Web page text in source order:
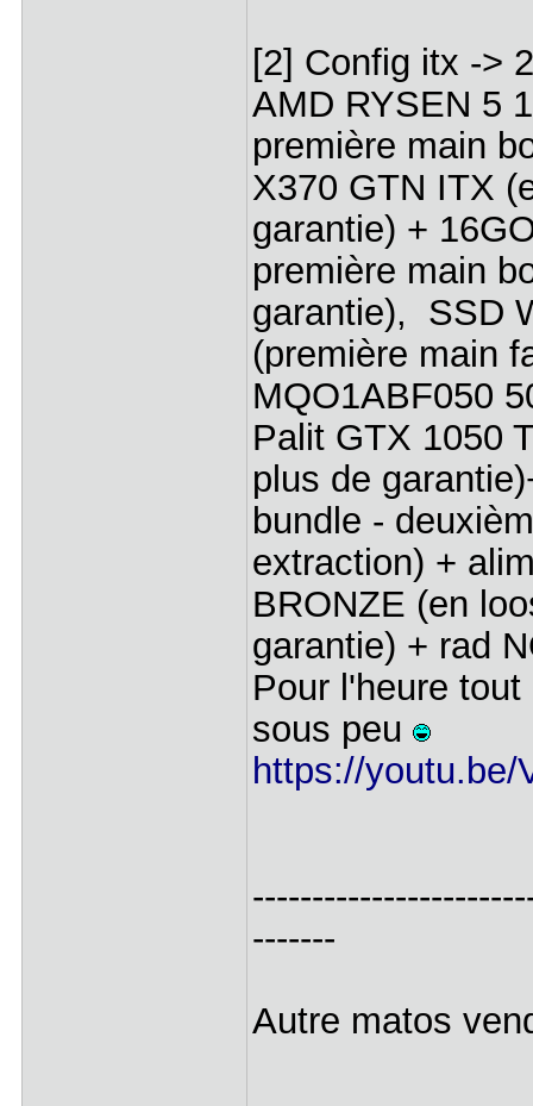
[2] Config itx ->
AMD RYSEN 5
première main
X370 GTN ITX
garantie) +
première main
garantie), SSD
(première main
MQO1ABF050
Palit GTX 1050
plus de
bundle -
extraction) +
BRONZE (en
garantie) + rad
Pour l'heure
sous peu
https://youtu.be/
-------
Autre matos